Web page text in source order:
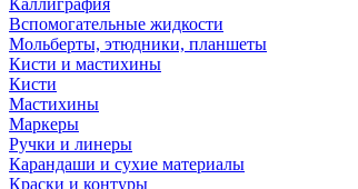
Каллиграфия
Вспомогательные жидкости
Мольберты, этюдники, планшеты
Кисти и мастихины
Кисти
Мастихины
Маркеры
Ручки и линеры
Карандаши и сухие материалы
Краски и контуры